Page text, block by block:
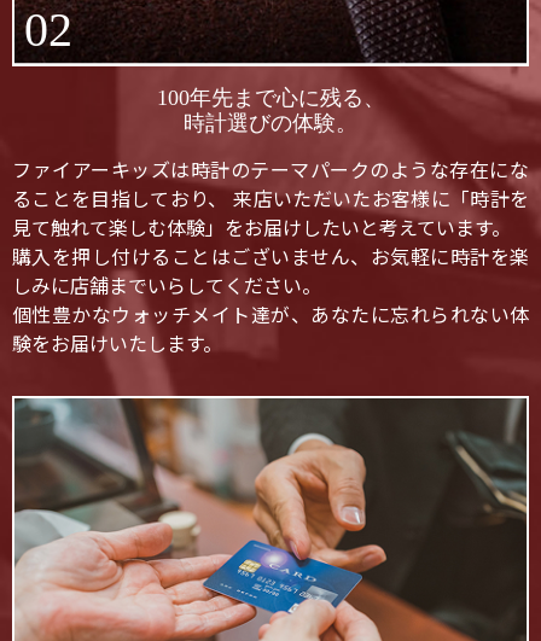
02
100年先まで心に残る、
時計選びの体験。
ファイアーキッズは時計のテーマパークのような存在にな
ることを目指しており、 来店いただいたお客様に「時計を
見て触れて楽しむ体験」をお届けしたいと考えています。
購入を押し付けることはございません、お気軽に時計を楽
しみに店舗までいらしてください。
個性豊かなウォッチメイト達が、あなたに忘れられない体
験をお届けいたします。